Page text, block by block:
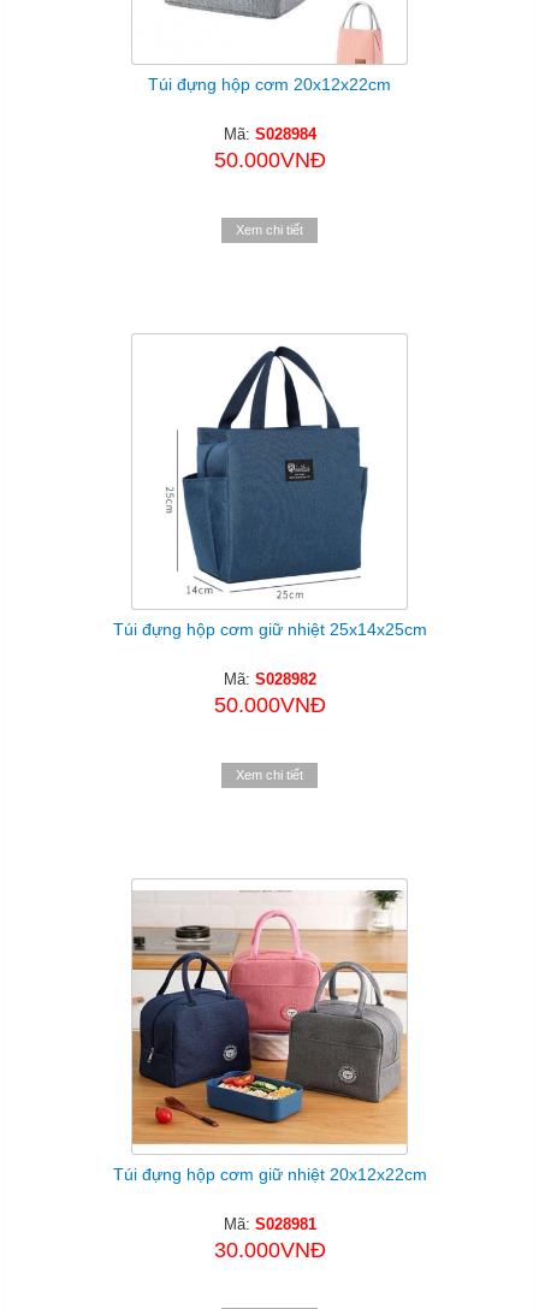
Túi đựng hộp cơm 20x12x22cm
Mã: S028984
50.000VNĐ
Xem chi tiết
Túi đựng hộp cơm giữ nhiệt 25x14x25cm
Mã: S028982
50.000VNĐ
Xem chi tiết
Túi đựng hộp cơm giữ nhiệt 20x12x22cm
Mã: S028981
30.000VNĐ